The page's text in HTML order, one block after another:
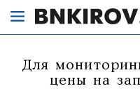
Для
цены на